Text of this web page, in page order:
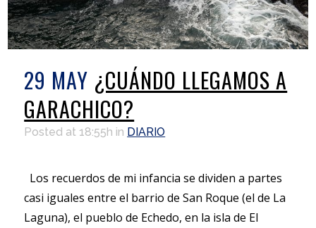
29 MAY ¿CUÁNDO LLEGAMOS A
GARACHICO?
Posted at 18:55h in DIARIO
Los recuerdos de mi infancia se dividen a partes
casi iguales entre el barrio de San Roque (el de La
Laguna), el pueblo de Echedo, en la isla de El